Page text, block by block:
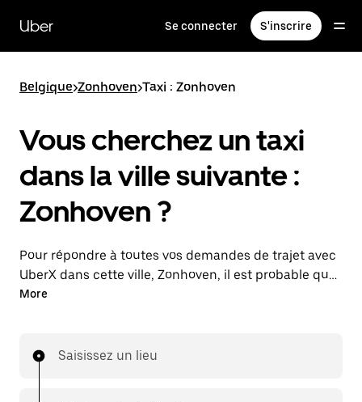
contenu
principal
Uber Se connecter S'inscrire
Belgique>Zonhoven>Taxi : Zonhoven
Vous cherchez un taxi
dans la ville suivante :
Zonhoven ?
Pour répondre à toutes vos demandes de trajet avec
UberX dans cette ville, Zonhoven, il est probable que
nous vous mettions en relation avec un chauffeur de
même disponibilité (24 h/24 et 7/j) qu'avec UberX.
More
Saisissez un lieu